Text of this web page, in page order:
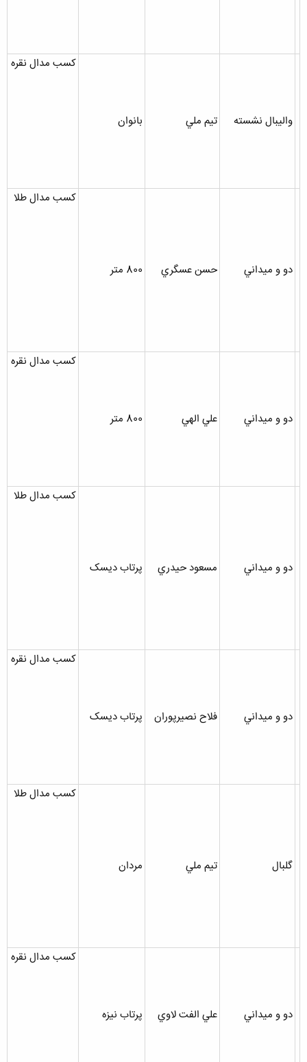
واليبال نشسته تيم ملي بانوان
کسب مدال نقره
دو و ميداني حسن عسگري 800 متر
کسب مدال طلا
دو و ميداني علي الهي 800 متر
کسب مدال نقره
دو و ميداني مسعود حيدري پرتاب ديسک
کسب مدال طلا
دو و ميداني فلاح نصيرپوران پرتاب ديسک
کسب مدال نقره
گلبال تيم ملي مردان
کسب مدال طلا
دو و ميداني علي الفت لاوي پرتاب نيزه
کسب مدال نقره